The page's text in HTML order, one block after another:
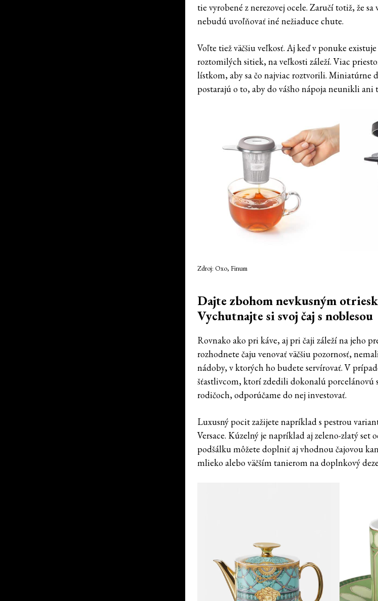
tie vyrobené z nerezovej ocele. Zaručí totiž, že
nebudú uvoľňovať iné nežiaduce chute.
Voľte tiež väčšiu veľkosť. Aj keď v ponuke
roztomilých sitiek, na veľkosti záleží. Viac
lístkom, aby sa čo najviac roztvorili. Miniatúrne
postarajú o to, aby do vášho nápoja neunikli ani
Zdroj: Oxo, Finum
Dajte zbohom nevkusným
Vychutnajte si svoj čaj s noblesou
Rovnako ako pri káve, aj pri čaji záleží na jeho
rozhodnete čaju venovať väčšiu pozornosť,
nádoby, v ktorých ho budete servírovať. V
šťastlivcom, ktorí zdedili dokonalú porcelánovú
rodičoch, odporúčame do nej investovať.
Luxusný pocit zažijete napríklad s pestrou
Versace. Kúzelný je napríklad aj zeleno-zlatý set
podšálku môžete doplniť aj vhodnou čajovou
mlieko alebo väčším tanierom na doplnkový